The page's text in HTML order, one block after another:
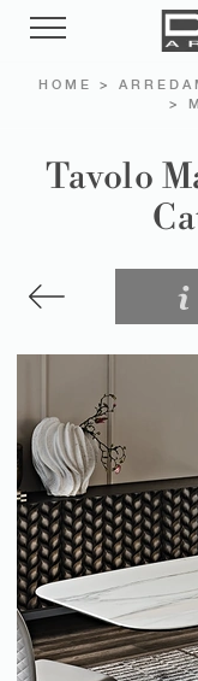
HOME >
>
Tavolo